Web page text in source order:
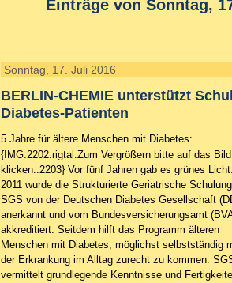
Einträge von Sonntag,
Sonntag, 17. Juli 2016
BERLIN-CHEMIE unterstützt
Diabetes-Patienten
5 Jahre für ältere Menschen mit Diabetes:
{IMG:2202:rigtal:Zum Vergrößern bitte auf das Bild
klicken.:2203} Vor fünf Jahren gab es grünes
2011 wurde die Strukturierte Geriatrische Schulung
SGS von der Deutschen Diabetes Gesellschaft
anerkannt und vom Bundesversicherungsamt
akkreditiert. Seitdem hilft das Programm älteren
Menschen mit Diabetes, möglichst selbstständig
der Erkrankung im Alltag zurecht zu kommen.
vermittelt grundlegende Kenntnisse und